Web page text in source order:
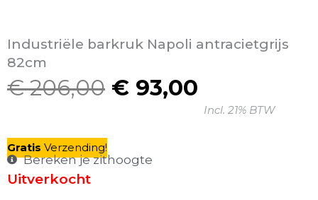
Industriële barkruk Napoli antracietgrijs
82cm
€206,00
Oorspronkelijke
€ 206,00.
€ 93,00
Huidige
prijs
Incl. 21% BTW
Gratis Verzending!
Bereken je zithoogte
Uitverkocht